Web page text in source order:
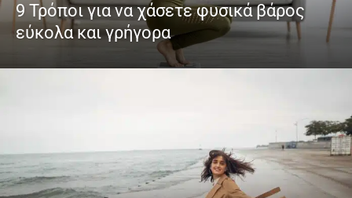
9 Τρόποι για να χάσετε φυσικά βάρος
εύκολα και γρήγορα